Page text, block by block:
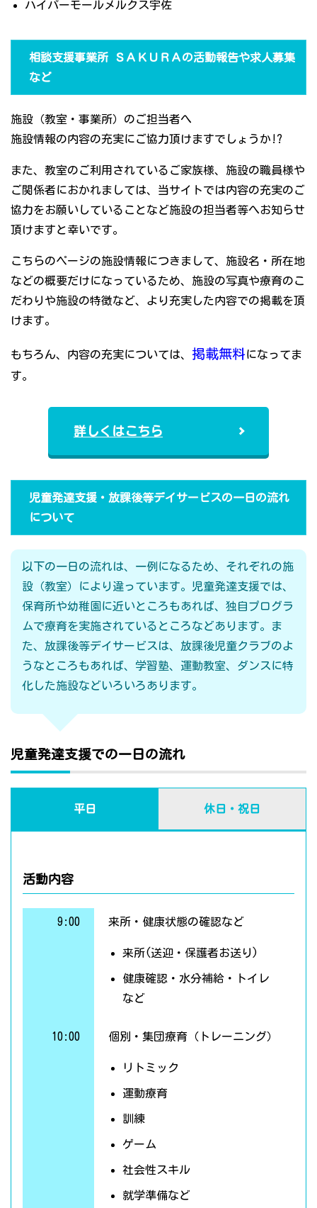
ハイパーモールメルクス宇佐
相談支援事業所 ＳＡＫＵＲＡの活動報告や求人募集
など
施設（教室・事業所）のご担当者へ
施設情報の内容の充実にご協力頂けますでしょうか!?
また、教室のご利用されているご家族様、施設の職員様や
ご関係者におかれましては、当サイトでは内容の充実のご
協力をお願いしていることなど施設の担当者等へお知らせ
頂けますと幸いです。
こちらのページの施設情報につきまして、施設名・所在地
などの概要だけになっているため、施設の写真や療育のこ
だわりや施設の特徴など、より充実した内容での掲載を頂
けます。
もちろん、内容の充実については、 掲載無料になってま
す。
詳しくはこちら
児童発達支援・放課後等デイサービスの一日の流れ
について
以下の一日の流れは、一例になるため、それぞれの施
設（教室）により違っています。児童発達支援では、
保育所や幼稚園に近いところもあれば、独自プログラ
ムで療育を実施されているところなどあります。ま
た、放課後等デイサービスは、放課後児童クラブのよ
うなところもあれば、学習塾、運動教室、ダンスに特
化した施設などいろいろあります。
児童発達支援での一日の流れ
平日 休日・祝日
活動内容
9:00 来所・健康状態の確認など
来所(送迎・保護者お送り)
健康確認・水分補給・トイレ
など
10:00 個別・集団療育（トレーニング）
リトミック
運動療育
訓練
ゲーム
社会性スキル
就学準備など